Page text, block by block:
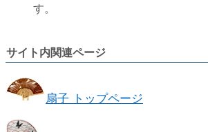
す。
サイト内関連ページ
扇子 トップページ